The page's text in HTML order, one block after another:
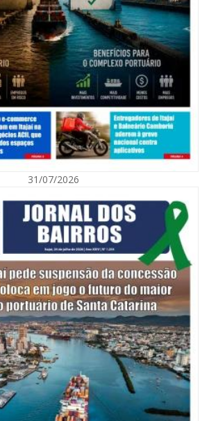
Navegantes com ações de prevenção de
31/07/2026